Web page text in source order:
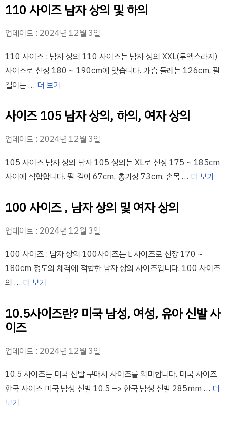
110 사이즈 남자 상의 및 하의
업데이트 : 2024년 12월 3일
110 사이즈 : 남자 상의 110 사이즈는 남자 상의 XXL(투엑스라지)
사이즈로 신장 180 ~ 190cm에 맞습니다. 가슴 둘레는 126cm, 팔
길이는 … 더 보기
사이즈 105 남자 상의, 하의, 여자 상의
업데이트 : 2024년 12월 3일
105 사이즈 남자 상의 남자 105 상의는 XL로 신장 175 ~ 185cm
사이에 적합합니다. 팔 길이 67cm, 총기장 73cm, 손목 … 더 보기
100 사이즈 , 남자 상의 및 여자 상의
업데이트 : 2024년 12월 3일
100 사이즈 : 남자 상의 100사이즈는 L 사이즈로 신장 170 ~
180cm 정도의 체격에 적합한 남자 상의 사이즈입니다. 100 사이즈
의 … 더 보기
10.5사이즈란? 미국 남성, 여성, 유아 신발 사
이즈
업데이트 : 2024년 12월 3일
10.5 사이즈는 미국 신발 구매시 사이즈를 의미합니다. 미국 사이즈
한국 사이즈 미국 남성 신발 10.5 –> 한국 남성 신발 285mm … 더
보기